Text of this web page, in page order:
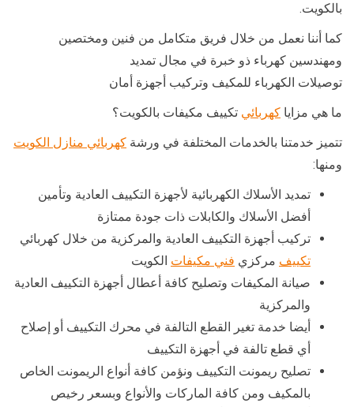
بالكويت.
كما أننا نعمل من خلال فريق متكامل من فنين ومختصين
ومهندسين كهرباء ذو خبرة في مجال تمديد
توصيلات الكهرباء للمكيف وتركيب أجهزة أمان
ما هي مزايا كهربائي تكييف مكيفات بالكويت؟
تتميز خدمتنا بالخدمات المختلفة في ورشة كهربائي منازل الكويت
ومنها:
تمديد الأسلاك الكهربائية لأجهزة التكييف العادية وتأمين
أفضل الأسلاك والكابلات ذات جودة ممتازة
تركيب أجهزة التكييف العادية والمركزية من خلال كهربائي
تكييف مركزي فني مكيفات الكويت
صيانة المكيفات وتصليح كافة أعطال أجهزة التكييف العادية
والمركزية
أيضا خدمة تغير القطع التالفة في محرك التكييف أو إصلاح
أي قطع تالفة في أجهزة التكييف
تصليح ريمونت التكييف ونؤمن كافة أنواع الريمونت الخاص
بالمكيف ومن كافة الماركات والأنواع وبسعر رخيص